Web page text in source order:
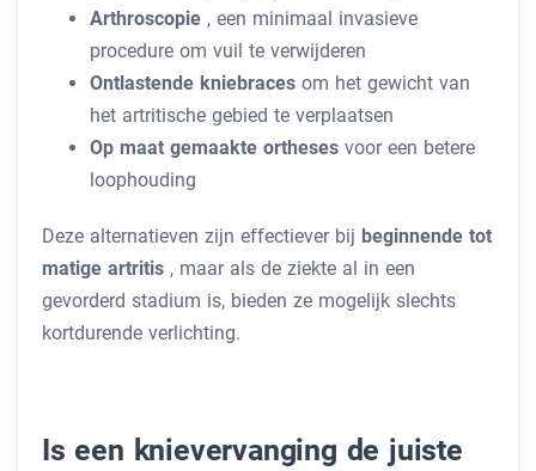
Arthroscopie , een minimaal invasieve
procedure om vuil te verwijderen
Ontlastende kniebraces om het gewicht van
het artritische gebied te verplaatsen
Op maat gemaakte ortheses voor een betere
loophouding
Deze alternatieven zijn effectiever bij beginnende tot
matige artritis , maar als de ziekte al in een
gevorderd stadium is, bieden ze mogelijk slechts
kortdurende verlichting.
Is een knievervanging de juiste